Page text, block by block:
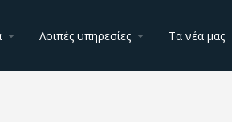
Λοιπές υπηρεσίες Τα νέα μας